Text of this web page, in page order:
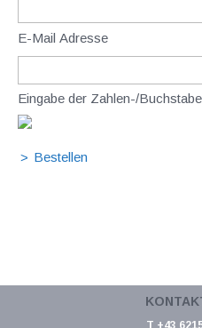
E-Mail Adresse
Eingabe der Zahlen-/
T +43